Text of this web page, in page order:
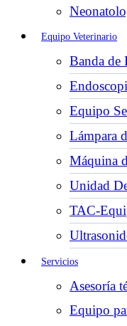
Equipo Veterinario
Banda de
Equipo
Lámpara
Máquina
Unidad
TAC-
Servicios
Asesoría
Equipo